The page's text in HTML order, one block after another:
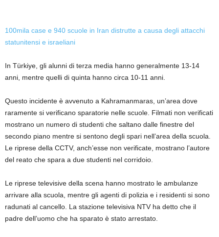
100mila case e 940 scuole in Iran distrutte a causa degli attacchi
statunitensi e israeliani
In Türkiye, gli alunni di terza media hanno generalmente 13-14
anni, mentre quelli di quinta hanno circa 10-11 anni.
Questo incidente è avvenuto a Kahramanmaras, un’area dove
raramente si verificano sparatorie nelle scuole. Filmati non verificati
mostrano un numero di studenti che saltano dalle finestre del
secondo piano mentre si sentono degli spari nell’area della scuola.
Le riprese della CCTV, anch’esse non verificate, mostrano l’autore
del reato che spara a due studenti nel corridoio.
Le riprese televisive della scena hanno mostrato le ambulanze
arrivare alla scuola, mentre gli agenti di polizia e i residenti si sono
radunati al cancello. La stazione televisiva NTV ha detto che il
padre dell’uomo che ha sparato è stato arrestato.